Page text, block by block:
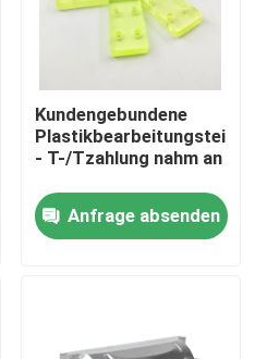
Kundengebundene
Plastikbearbeitungsteile
- T-/Tzahlung nahm an
Anfrage absenden